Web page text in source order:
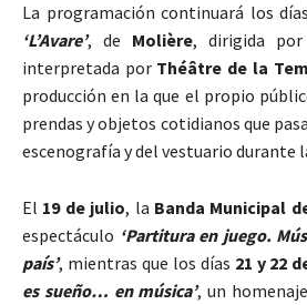
La programación continuará los días
‘L’Avare’, de Molière, dirigida por
interpretada por Théâtre de la
producción en la que el propio
prendas y objetos cotidianos que
escenografía y del vestuario durante
El 19 de julio, la Banda Municipal
espectáculo ‘Partitura en juego.
país’, mientras que los días 21 y 22
es sueño… en música’, un